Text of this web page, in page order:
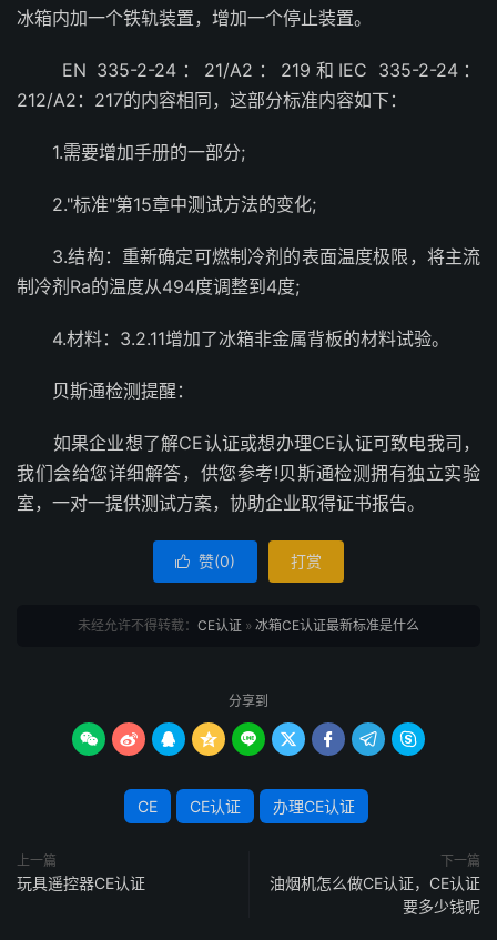
冰箱内加一个铁轨装置，增加一个停止装置。
EN 335-2-24：21/A2：219和IEC 335-2-24：
212/A2：217的内容相同，这部分标准内容如下：
1.需要增加手册的一部分;
2."标准"第15章中测试方法的变化;
3.结构：重新确定可燃制冷剂的表面温度极限，将主流
制冷剂Ra的温度从494度调整到4度;
4.材料：3.2.11增加了冰箱非金属背板的材料试验。
贝斯通检测提醒：
如果企业想了解CE认证或想办理CE认证可致电我司，
我们会给您详细解答，供您参考!贝斯通检测拥有独立实验
室，一对一提供测试方案，协助企业取得证书报告。
 赞(0) 打赏
未经允许不得转载： CE认证 » 冰箱CE认证最新标准是什么
分享到
        
CE CE认证 办理CE认证
上一篇
玩具遥控器CE认证
下一篇
油烟机怎么做CE认证，CE认证
要多少钱呢